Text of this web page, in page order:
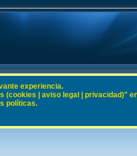
experiencia.
| aviso legal | privacidad)"
políticas.